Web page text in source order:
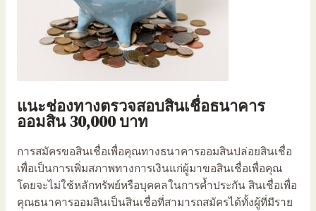
แนะช่องทางตรวจสอบสินเชื่อธนาคาร
ออมสิน 30,000บาท
การสมัครขอสินเชื่อเพื่อคุณทางธนาคารออมสินปล่อยสินเชื่อ
เพื่อเป็นการเพิ่มสภาพทางการเงินแก่ผู้มาขอสินเชื่อเพื่อคุณ
โดยจะไม่ใช้หลักทรัพย์หรือบุคคลในการค้ำประกันสินเชื่อเพื่อ
คุณธนาคารออมสินเป็นสินเชื่อที่สามารถสมัครได้ทั้งผู้ที่มีราย